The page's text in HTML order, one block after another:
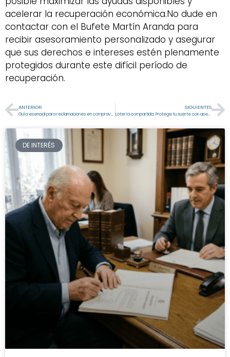
acelerar la recuperación económica.No dude en
contactar con el Bufete Martín Aranda para
recibir asesoramiento personalizado y asegurar
que sus derechos e intereses estén plenamente
protegidos durante este difícil período de
recuperación.
ANTERIOR
Guía esencial para reclamaciones en compraventa de vehículos
SIGUIENTES
Lotería compartida: Protege tu suerte con asesoría legal
DE INTERÉS